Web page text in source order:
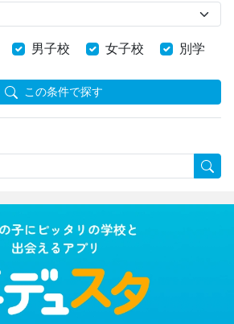
男子校 女子校 別学
この条件で探す